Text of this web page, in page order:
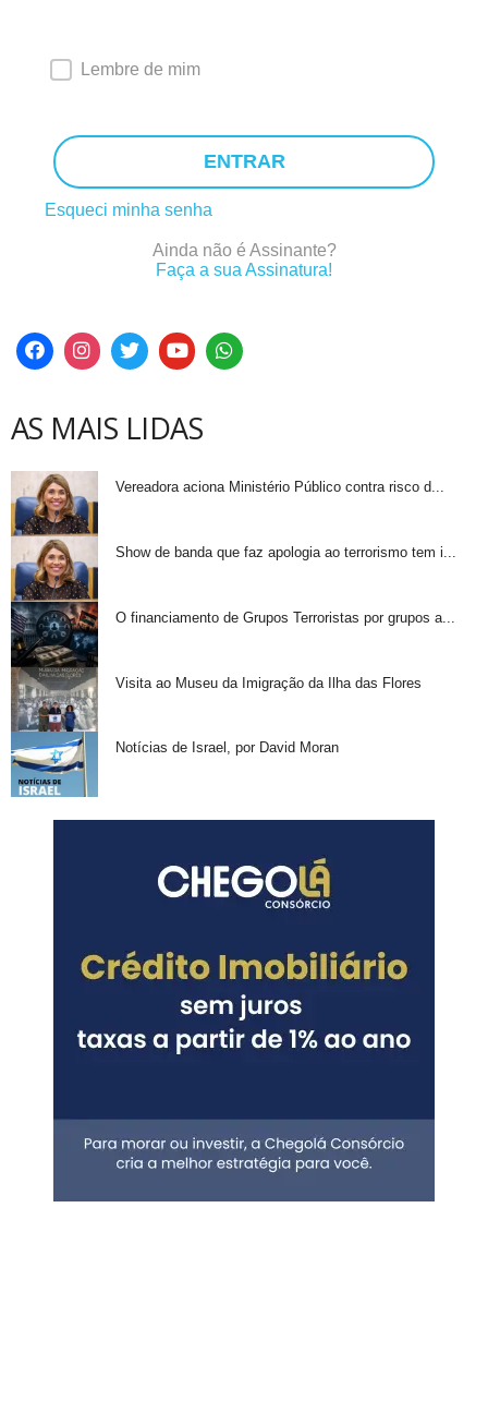
Lembre de mim
ENTRAR
Esqueci minha senha
Ainda não é Assinante?
Faça a sua Assinatura!
AS MAIS LIDAS
Vereadora aciona Ministério Público contra risco d...
Show de banda que faz apologia ao terrorismo tem i...
O financiamento de Grupos Terroristas por grupos a...
Visita ao Museu da Imigração da Ilha das Flores
Notícias de Israel, por David Moran